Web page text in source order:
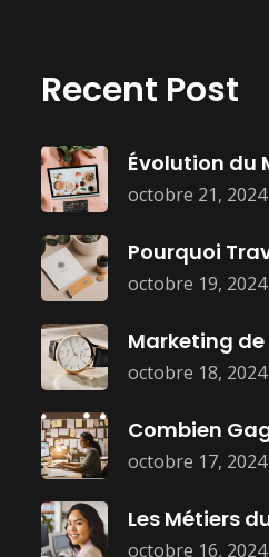
Recent Post
octobre 21, 2024
octobre 19, 2024
octobre 18, 2024
octobre 17, 2024
octobre 16, 2024